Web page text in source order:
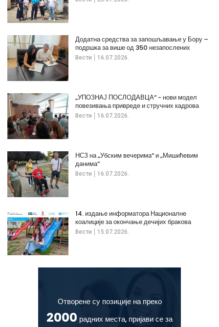
Вести 16.07.2026.
Додатна средства за запошљавање у Бору –
подршка за више од 350 незапослених
Вести 16.07.2026.
„УПОЗНАЈ ПОСЛОДАВЦА“ - нови модел
повезивања привреде и стручних кадрова
Вести 16.07.2026.
НСЗ на „Убским вечерима“ и „Мишићевим
данима“
Вести 15.07.2026.
14. издање информатора Националне
коалиције за окончање дечијих бракова
Отворене су позиције на преко
2000 радних места, пријави се за